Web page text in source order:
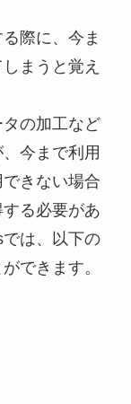
際に、今ま
まうと覚え
の加工など
今まで利用
きない場合
る必要があ
は、以下の
できます。